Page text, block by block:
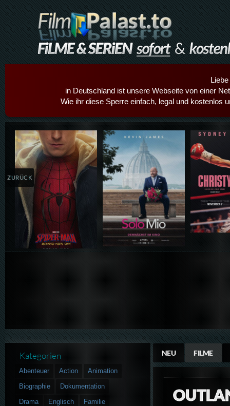
in Deutschland ist unsere Webseite von einer
Wie ihr diese Sperre einfach, legal und kostenlos
Details,Play Details,Play
ZURÜCK
NEU FILME
Kategorien
Abenteuer Action
Animation
Biographie
Dokumentation
Drama
Englisch
Familie